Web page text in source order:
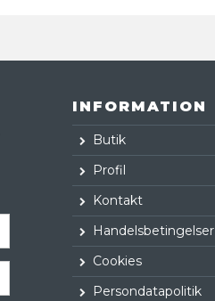
INFORMATION
Butik
Profil
Kontakt
Handelsbetingelser
Cookies
Persondatapolitik